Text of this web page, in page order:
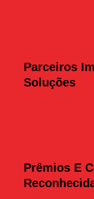
Parceiros
Soluções
Prêmios E